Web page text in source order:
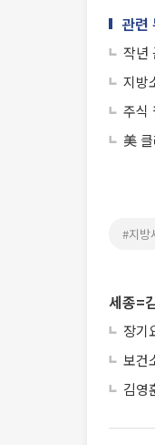
관련
작년
지방
주식
美
#지방
세종=
장기
보건
김영